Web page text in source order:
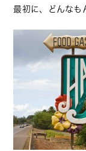
最初に、どんなも